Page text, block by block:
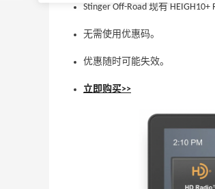
Stinger Off-Road 现有
无需使用优惠码。
优惠随时可能失效。
立即购买>>